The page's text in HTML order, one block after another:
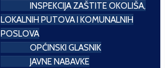
INSPEKCIJA ZAŠTITE OKOLIŠA,
LOKALNIH PUTOVA I KOMUNALNIH
POSLOVA
OPĆINSKI GLASNIK
JAVNE NABAVKE